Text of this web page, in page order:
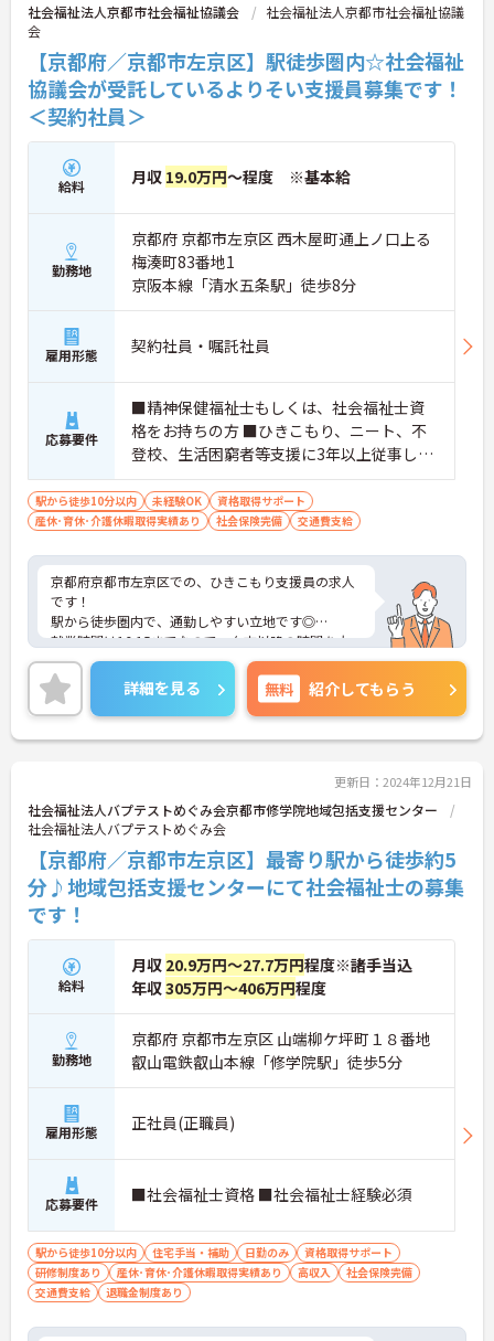
社会福祉法人京都市社会福祉協議会
社会福祉法人京都市社会福祉協議
会
【京都府／京都市左京区】駅徒歩圏内☆社会福祉
協議会が受託しているよりそい支援員募集です！
＜契約社員＞
給料 月収 19.0万円～程度 ※基本給
勤務地
京都府 京都市左京区 西木屋町通上ノ口上る
梅湊町83番地1
京阪本線「清水五条駅」徒歩8分
雇用形態 契約社員・嘱託社員
応募要件
■精神保健福祉士もしくは、社会福祉士資
格をお持ちの方 ■ひきこもり、ニート、不
登校、生活困窮者等支援に3年以上従事した
経験のある方
駅から徒歩10分以内 未経験OK
資格取得サポート
産休･育休･介護休暇取得実績あり
社会保険完備 交通費支給
京都府京都市左京区での、ひきこもり支援員の求人
です！
駅から徒歩圏内で、通勤しやすい立地です◎
就業時間は16:15までなので、夕方以降の時間を大
切にできます♪
ご興味のある方には、面接対策ポイントなど、さら
に詳細をお話しいたしますので、お気軽にご相談く
ださい。
詳細を見る 無料 紹介してもらう
更新日：2024年12月21日
社会福祉法人バプテストめぐみ会京都市修学院地域包括支援センター
社会福祉法人バプテストめぐみ会
【京都府／京都市左京区】最寄り駅から徒歩約5
分♪地域包括支援センターにて社会福祉士の募集
です！
給料
月収 20.9万円～27.7万円程度※諸手当込
年収305万円～406万円程度
勤務地
京都府 京都市左京区 山端柳ケ坪町１８番地
叡山電鉄叡山本線「修学院駅」徒歩5分
雇用形態 正社員(正職員)
応募要件 ■社会福祉士資格 ■社会福祉士経験必須
駅から徒歩10分以内 住宅手当・補助 日勤のみ
資格取得サポート
研修制度あり
産休･育休･介護休暇取得実績あり 高収入
社会保険完備
交通費支給
退職金制度あり